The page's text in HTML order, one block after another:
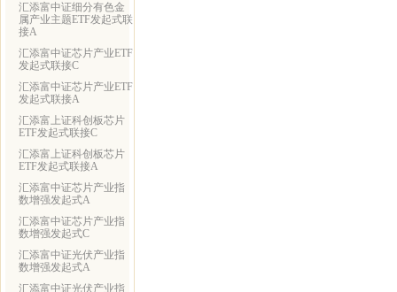
汇添富中证细分有色金
属产业主题ETF发起式联
接A
汇添富中证芯片产业ETF
发起式联接C
汇添富中证芯片产业ETF
发起式联接A
汇添富上证科创板芯片
ETF发起式联接C
汇添富上证科创板芯片
ETF发起式联接A
汇添富中证芯片产业指
数增强发起式A
汇添富中证芯片产业指
数增强发起式C
汇添富中证光伏产业指
数增强发起式A
汇添富中证光伏产业指